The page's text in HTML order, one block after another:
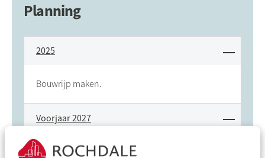
Planning
2025
Bouwrijp maken.
Voorjaar 2027
Start bouw.